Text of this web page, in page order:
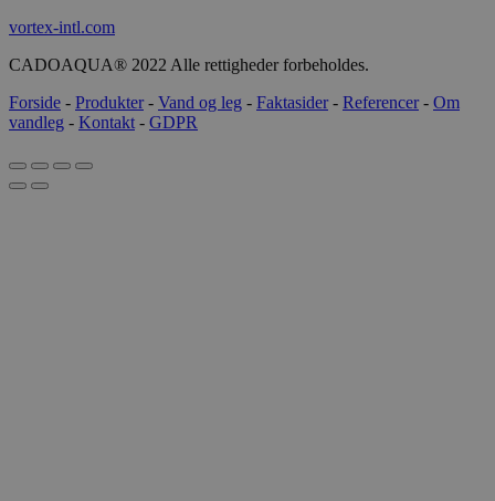
vortex-intl.com
CADOAQUA® 2022 Alle rettigheder forbeholdes.
Forside - Produkter- Vand og leg - Faktasider- Referencer- Om
vandleg - Kontakt - GDPR